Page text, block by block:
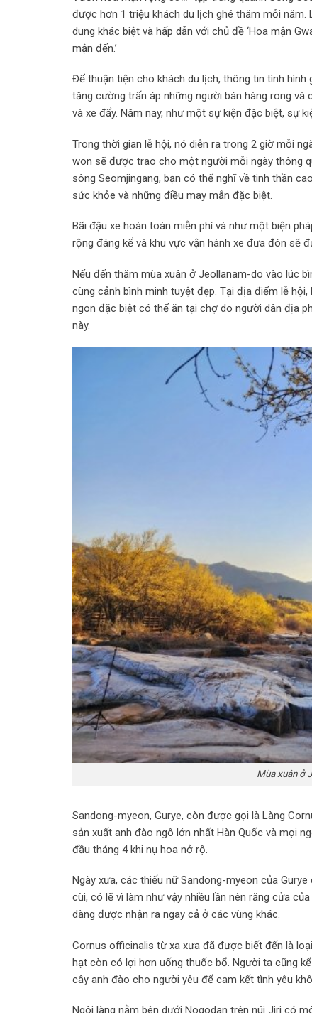
được hơn 1 triệu khách du lịch ghé thăm mỗi năm.
dung khác biệt và hấp dẫn với chủ đề ‘Hoa mận
mận đến.’
Để thuận tiện cho khách du lịch, thông tin tình
tăng cường trấn áp những người bán hàng rong
và xe đẩy. Năm nay, như một sự kiện đặc biệt, sự
Trong thời gian lễ hội, nó diễn ra trong 2 giờ mỗi
won sẽ được trao cho một người mỗi ngày thông
sông Seomjingang, bạn có thể nghĩ về tinh thần
sức khỏe và những điều may mắn đặc biệt.
Bãi đậu xe hoàn toàn miễn phí và như một biện
rộng đáng kể và khu vực vận hành xe đưa đón sẽ
Nếu đến thăm mùa xuân ở Jeollanam-do vào lúc
cùng cảnh bình minh tuyệt đẹp. Tại địa điểm lễ
ngon đặc biệt có thể ăn tại chợ do người dân địa
này.
Mùa xuân ở
Sandong-myeon, Gurye, còn được gọi là Làng
sản xuất anh đào ngô lớn nhất Hàn Quốc và mọi
đầu tháng 4 khi nụ hoa nở rộ.
Ngày xưa, các thiếu nữ Sandong-myeon của
cùi, có lẽ vì làm như vậy nhiều lần nên răng cửa
dàng được nhận ra ngay cả ở các vùng khác.
Cornus officinalis từ xa xưa đã được biết đến là
hạt còn có lợi hơn uống thuốc bổ. Người ta cũng
cây anh đào cho người yêu để cam kết tình yêu
Ngôi làng nằm bên dưới Nogodan trên núi Jiri có